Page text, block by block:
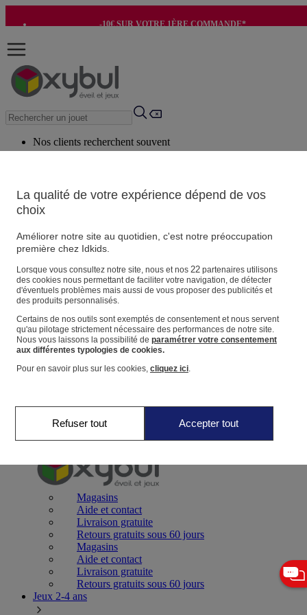
-10€ SUR VOTRE 1ÈRE COMMANDE*
Nos clients recherchent souvent
Conseils suggérés
Produits suggérés
Vos informations personnelles
Suivre une commande
Magasin
Panier
Favoris
Jeux 0-2 ans
Magasins
Aide et contact
Livraison gratuite
Retours gratuits sous 60 jours
Magasins
Aide et contact
Livraison gratuite
Retours gratuits sous 60 jours
Jeux 2-4 ans
La qualité de votre expérience dépend de vos
choix
Améliorer notre site au quotidien, c'est notre préoccupation
première chez Idkids.
Lorsque vous consultez notre site, nous et nos 22partenaires utilisons
des cookies nous permettant de faciliter votre navigation, de détecter
d'éventuels problèmes mais aussi de vous proposer des publicités et
des produits personnalisés.
Certains de nos outils sont exemptés de consentement et nous servent
qu'au pilotage strictement nécessaire des performances de notre site.
Nous vous laissons la possibilité de paramétrer votre consentement
aux différentes typologies de cookies.
Pour en savoir plus sur les cookies, cliquez ici.
Refuser tout Accepter tout